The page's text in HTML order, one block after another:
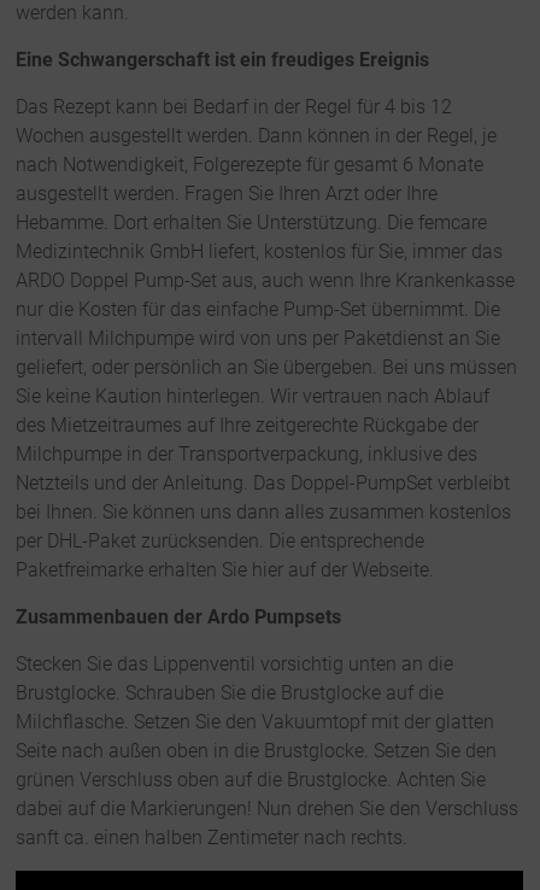
werden kann.
Eine Schwangerschaft ist ein freudiges Ereignis
Das Rezept kann bei Bedarf in der Regel für 4 bis 12
Wochen ausgestellt werden. Dann können in der Regel, je
nach Notwendigkeit, Folgerezepte für gesamt 6 Monate
ausgestellt werden. Fragen Sie Ihren Arzt oder Ihre
Hebamme. Dort erhalten Sie Unterstützung. Die femcare
Medizintechnik GmbH liefert, kostenlos für Sie, immer das
ARDO Doppel Pump-Set aus, auch wenn Ihre Krankenkasse
nur die Kosten für das einfache Pump-Set übernimmt. Die
intervall Milchpumpe wird von uns per Paketdienst an Sie
geliefert, oder persönlich an Sie übergeben. Bei uns müssen
Sie keine Kaution hinterlegen. Wir vertrauen nach Ablauf
des Mietzeitraumes auf Ihre zeitgerechte Rückgabe der
Milchpumpe in der Transportverpackung, inklusive des
Netzteils und der Anleitung. Das Doppel-PumpSet verbleibt
bei Ihnen. Sie können uns dann alles zusammen kostenlos
per DHL-Paket zurücksenden. Die entsprechende
Paketfreimarke erhalten Sie hier auf der Webseite.
Zusammenbauen der Ardo Pumpsets
Stecken Sie das Lippenventil vorsichtig unten an die
Brustglocke. Schrauben Sie die Brustglocke auf die
Milchflasche. Setzen Sie den Vakuumtopf mit der glatten
Seite nach außen oben in die Brustglocke. Setzen Sie den
grünen Verschluss oben auf die Brustglocke. Achten Sie
dabei auf die Markierungen! Nun drehen Sie den Verschluss
sanft ca. einen halben Zentimeter nach rechts.